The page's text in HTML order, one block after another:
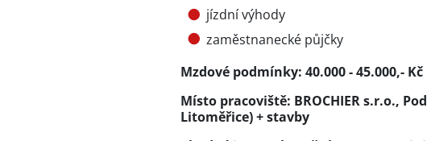
jízdní výhody
zaměstnanecké půjčky
Mzdové podmínky: 40.000 - 45.000,- Kč
Místo pracoviště: BROCHIER s.r.o.,
Litoměřice) + stavby